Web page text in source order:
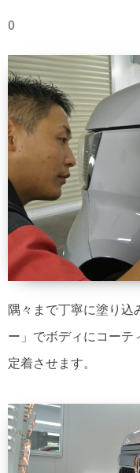
0
隅々まで丁寧に塗り込
ー」でボディにコーテ
定着させます。